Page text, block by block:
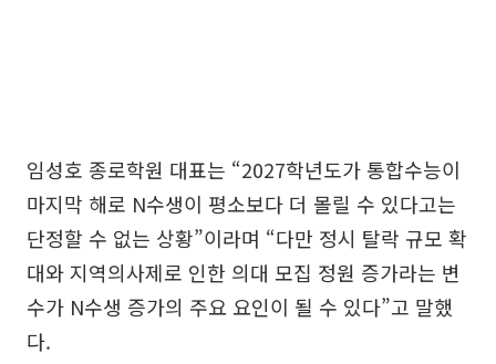
임성호 종로학원 대표는 “2027학년도가 통합수능이
마지막 해로 N수생이 평소보다 더 몰릴 수 있다고는
단정할 수 없는 상황”이라며 “다만 정시 탈락 규모 확
대와 지역의사제로 인한 의대 모집 정원 증가라는 변
수가 N수생 증가의 주요 요인이 될 수 있다”고 말했
다.